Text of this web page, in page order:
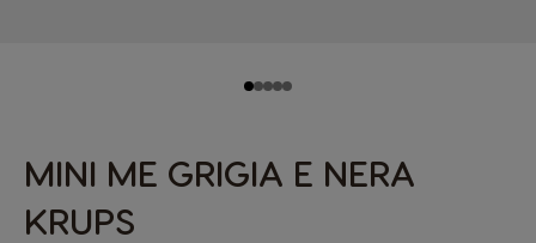
MINI ME GRIGIA E NERA
KRUPS